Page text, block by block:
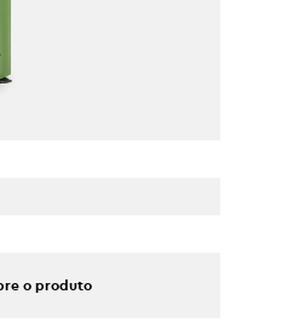
o produto